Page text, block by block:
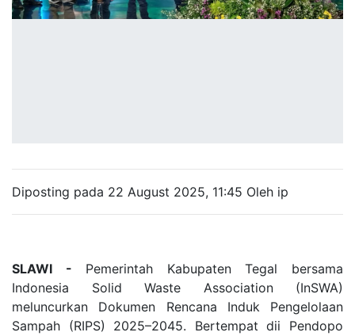
Diposting pada 22 August 2025, 11:45 Oleh ip
SLAWI - Pemerintah Kabupaten Tegal bersama
Indonesia Solid Waste Association (InSWA)
meluncurkan Dokumen Rencana Induk Pengelolaan
Sampah (RIPS) 2025–2045. Bertempat dii Pendopo